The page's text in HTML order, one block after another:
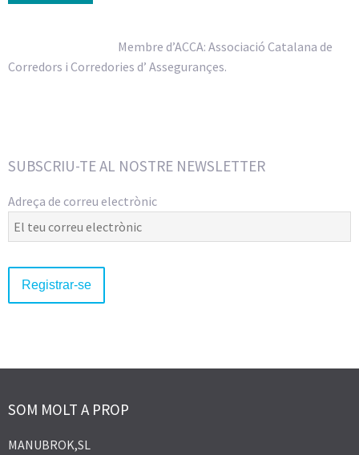
Membre d’ACCA: Associació Catalana de
Corredors i Corredories d’ Assegurançes.
SUBSCRIU-TE AL NOSTRE NEWSLETTER
Adreça de correu electrònic
SOM MOLT A PROP
MANUBROK,SL